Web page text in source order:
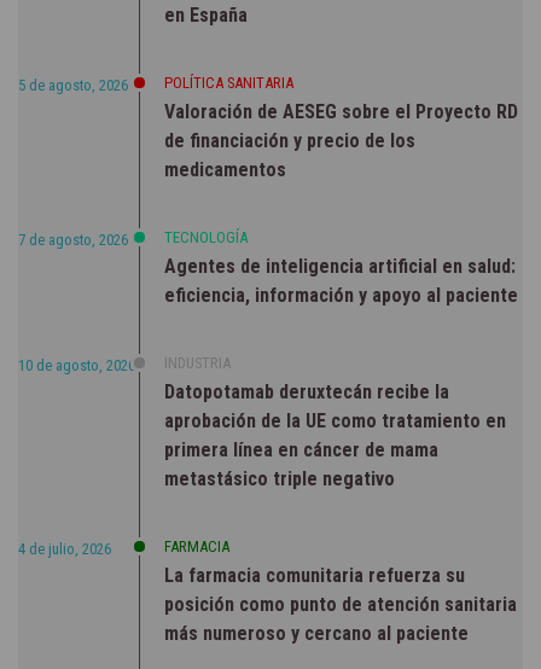
en España
5 de agosto, 2026 POLÍTICA SANITARIA
Valoración de AESEG sobre el Proyecto RD
de financiación y precio de los
medicamentos
7 de agosto, 2026 TECNOLOGÍA
Agentes de inteligencia artificial en salud:
eficiencia, información y apoyo al paciente
10 de agosto, 2026 INDUSTRIA
Datopotamab deruxtecán recibe la
aprobación de la UE como tratamiento en
primera línea en cáncer de mama
metastásico triple negativo
4 de julio, 2026 FARMACIA
La farmacia comunitaria refuerza su
posición como punto de atención sanitaria
más numeroso y cercano al paciente